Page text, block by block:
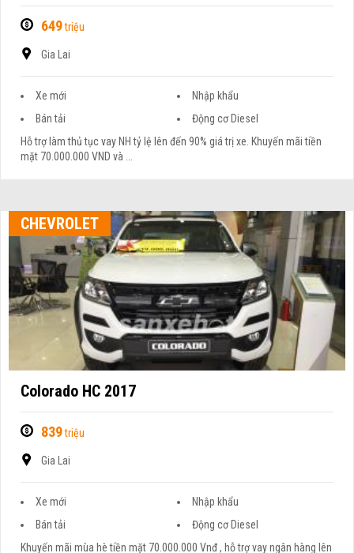
649triệu
Gia Lai
Xe mới
Nhập khẩu
Bán tải
Động cơ Diesel
Hỗ trợ làm thủ tục vay NH tỷ lệ lên đến 90% giá trị xe. Khuyến mãi tiền
mặt 70.000.000 VND và ...
CHEVROLET
Colorado HC 2017
839triệu
Gia Lai
Xe mới
Nhập khẩu
Bán tải
Động cơ Diesel
Khuyến mãi mùa hè tiền mặt 70.000.000 Vnđ , hỗ trợ vay ngân hàng lên